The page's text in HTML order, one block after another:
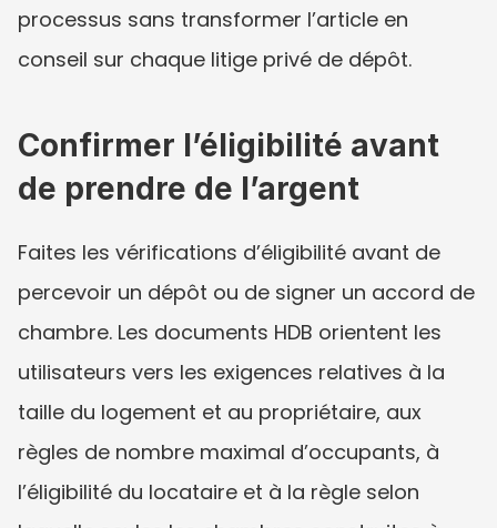
processus sans transformer l’article en
conseil sur chaque litige privé de dépôt.
Confirmer l’éligibilité avant
de prendre de l’argent
Faites les vérifications d’éligibilité avant de
percevoir un dépôt ou de signer un accord de
chambre. Les documents HDB orientent les
utilisateurs vers les exigences relatives à la
taille du logement et au propriétaire, aux
règles de nombre maximal d’occupants, à
l’éligibilité du locataire et à la règle selon